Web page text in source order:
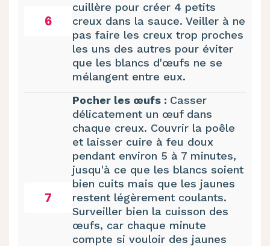
6
cuillère pour créer 4 petits
creux dans la sauce. Veiller à ne
pas faire les creux trop proches
les uns des autres pour éviter
que les blancs d'œufs ne se
mélangent entre eux.
7
Pocher les œufs : Casser
délicatement un œuf dans
chaque creux. Couvrir la poêle
et laisser cuire à feu doux
pendant environ 5 à 7 minutes,
jusqu'à ce que les blancs soient
bien cuits mais que les jaunes
restent légèrement coulants.
Surveiller bien la cuisson des
œufs, car chaque minute
compte si vouloir des jaunes